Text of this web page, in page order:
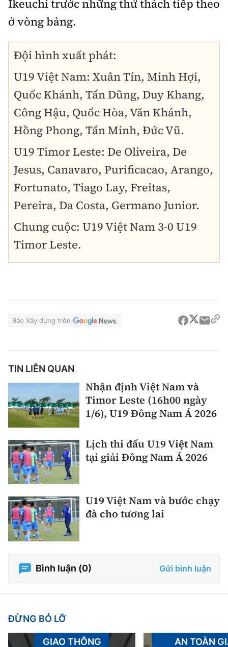
Ikeuchi trước những thử thách tiếp theo
ở vòng bảng.
Đội hình xuất phát:
U19 Việt Nam: Xuân Tín, Minh Hợi,
Quốc Khánh, Tấn Dũng, Duy Khang,
Công Hậu, Quốc Hòa, Văn Khánh,
Hồng Phong, Tấn Minh, Đức Vũ.
U19 Timor Leste: De Oliveira, De
Jesus, Canavaro, Purificacao, Arango,
Fortunato, Tiago Lay, Freitas,
Pereira, Da Costa, Germano Junior.
Chung cuộc: U19 Việt Nam 3-0 U19
Timor Leste.
Báo Xây dựng trên
TIN LIÊN QUAN
Nhận định Việt Nam và
Timor Leste (16h00 ngày
1/6), U19 Đông Nam Á 2026
Lịch thi đấu U19 Việt Nam
tại giải Đông Nam Á 2026
U19 Việt Nam và bước chạy
đà cho tương lai
Bình luận (0) Gửi bình luận
ĐỪNG BỎ LỠ
GIAO THÔNG AN TOÀN